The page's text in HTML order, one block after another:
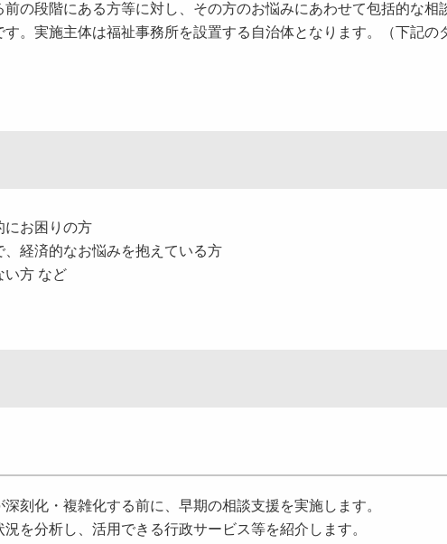
の段階にある方等に対し、その方のお悩みにあわせて包括的な相
。実施主体は福祉事務所を設置する自治体となります。（下記の
にお困りの方
経済的なお悩みを抱えている方
い方 など
刻化・複雑化する前に、早期の相談支援を実施します。
を分析し、活用できる行政サービス等を紹介します。